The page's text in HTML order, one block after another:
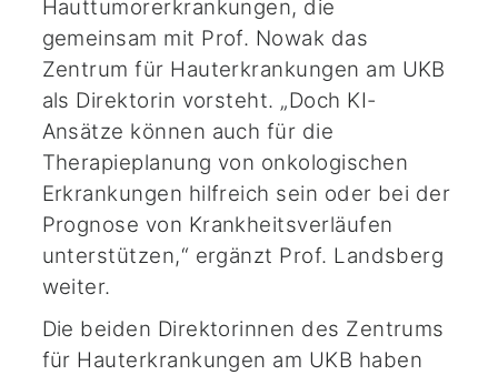
Hauttumorerkrankungen, die
gemeinsam mit Prof. Nowak das
Zentrum für Hauterkrankungen am UKB
als Direktorin vorsteht. „Doch KI-
Ansätze können auch für die
Therapieplanung von onkologischen
Erkrankungen hilfreich sein oder bei der
Prognose von Krankheitsverläufen
unterstützen,“ ergänzt Prof. Landsberg
weiter.
Die beiden Direktorinnen des Zentrums
für Hauterkrankungen am UKB haben